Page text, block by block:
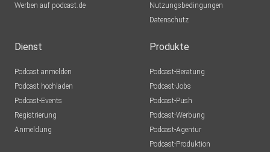
Werben auf podcast.de
Nutzungsbedingungen
Datenschutz
Dienst
Podcast anmelden
Podcast hochladen
Podcast-Events
Registrierung
Anmeldung
Produkte
Podcast-Beratung
Podcast-Jobs
Podcast-Push
Podcast-Werbung
Podcast-Agentur
Podcast-Produktion